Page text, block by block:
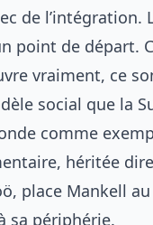
de l’intégration.
point de départ.
vraiment, ce
social que la
comme
héritée
place Mankell
sa périphérie.